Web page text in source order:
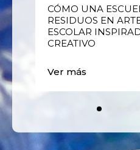
CÓMO UNA
RESIDUOS EN
ESCOLAR
CREATIVO
Ver más